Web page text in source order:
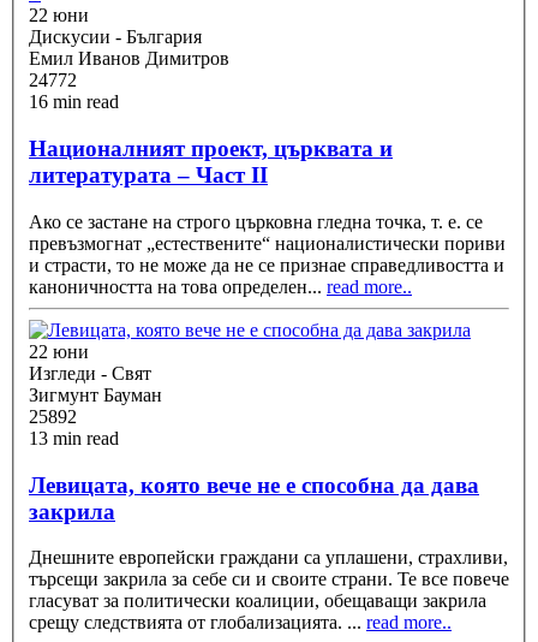
22 юни
Дискусии - България
Емил Иванов Димитров
24772
16 min read
Националният проект, църквата и
литературата – Част II
Ако се застане на строго църковна гледна точка, т. е. се
превъзмогнат „естествените“ националистически пориви
и страсти, то не може да не се признае справедливостта и
каноничността на това определен... read more..
22 юни
Изгледи - Свят
Зигмунт Бауман
25892
13 min read
Левицата, която вече не е способна да дава
закрила
Днешните европейски граждани са уплашени, страхливи,
търсещи закрила за себе си и своите страни. Те все повече
гласуват за политически коалиции, обещаващи закрила
срещу следствията от глобализацията. ... read more..